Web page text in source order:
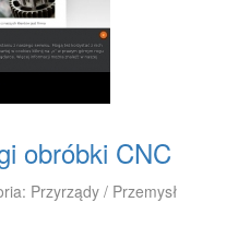
obróbki CNC
Przyrządy / Przemysł